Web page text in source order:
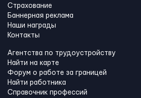
Страхование
Баннерная реклама
Наши награды
Контакты
Агентства по трудоустройству
Найти на карте
Форум о работе за границей
Найти работника
Справочник профессий